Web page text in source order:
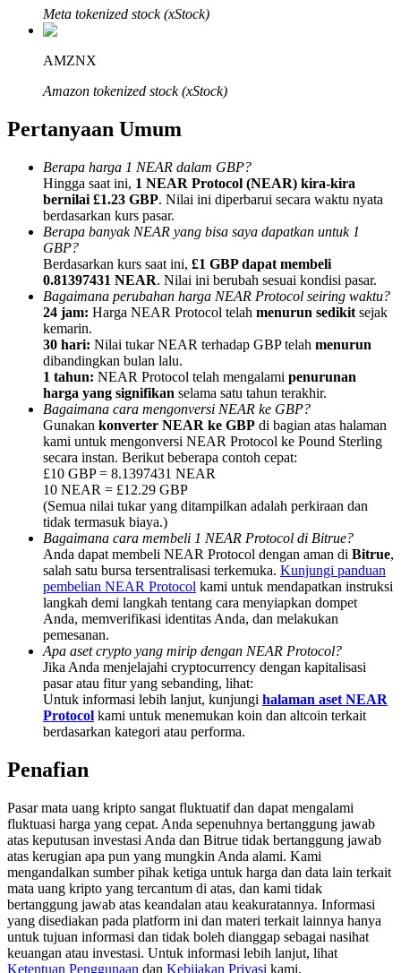
Afiliasi Bitrue
Hingga 65% Komisi!
Referensi
Undang teman untuk mendapatkan imbalan tunai
Deposit CASHCAT & Win
Deposit CASHCAT & Win
Share 500000 CASHCAT prize pool
Exclusive for BitMart Users
Register & Trade to Win 500,000 USDT
Precious Metals Trading Carnival
USDT New User Exclusive 10% APR
USDT Flexible Staking | Daily Rewards
Meta tokenized stock (xStock)
AMZNX
Amazon tokenized stock (xStock)
Pertanyaan Umum
Berapa harga 1 NEAR dalam GBP?
Hingga saat ini, 1 NEAR Protocol (NEAR) kira-kira
bernilai £1.23 GBP. Nilai ini diperbarui secara waktu nyata
berdasarkan kurs pasar.
Berapa banyak NEAR yang bisa saya dapatkan untuk 1
GBP?
Berdasarkan kurs saat ini, £1 GBP dapat membeli
0.81397431 NEAR. Nilai ini berubah sesuai kondisi pasar.
Bagaimana perubahan harga NEAR Protocol seiring waktu?
24 jam: Harga NEAR Protocol telah menurun sedikit sejak
kemarin.
30 hari: Nilai tukar NEAR terhadap GBP telah menurun
dibandingkan bulan lalu.
1 tahun: NEAR Protocol telah mengalami penurunan
harga yang signifikan selama satu tahun terakhir.
Bagaimana cara mengonversi NEAR ke GBP?
Gunakan konverter NEAR ke GBP di bagian atas halaman
kami untuk mengonversi NEAR Protocol ke Pound Sterling
secara instan. Berikut beberapa contoh cepat:
£10 GBP = 8.1397431 NEAR
10 NEAR = £12.29 GBP
(Semua nilai tukar yang ditampilkan adalah perkiraan dan
tidak termasuk biaya.)
Bagaimana cara membeli 1 NEAR Protocol di Bitrue?
Anda dapat membeli NEAR Protocol dengan aman di Bitrue,
salah satu bursa tersentralisasi terkemuka. Kunjungi panduan
pembelian NEAR Protocol kami untuk mendapatkan instruksi
langkah demi langkah tentang cara menyiapkan dompet
Anda, memverifikasi identitas Anda, dan melakukan
pemesanan.
Apa aset crypto yang mirip dengan NEAR Protocol?
Jika Anda menjelajahi cryptocurrency dengan kapitalisasi
pasar atau fitur yang sebanding, lihat:
Untuk informasi lebih lanjut, kunjungi halaman aset NEAR
Protocol kami untuk menemukan koin dan altcoin terkait
berdasarkan kategori atau performa.
Penafian
Pasar mata uang kripto sangat fluktuatif dan dapat mengalami
fluktuasi harga yang cepat. Anda sepenuhnya bertanggung jawab
atas keputusan investasi Anda dan Bitrue tidak bertanggung jawab
atas kerugian apa pun yang mungkin Anda alami. Kami
mengandalkan sumber pihak ketiga untuk harga dan data lain terkait
mata uang kripto yang tercantum di atas, dan kami tidak
bertanggung jawab atas keandalan atau keakuratannya. Informasi
yang disediakan pada platform ini dan materi terkait lainnya hanya
untuk tujuan informasi dan tidak boleh dianggap sebagai nasihat
keuangan atau investasi. Untuk informasi lebih lanjut, lihat
Ketentuan Penggunaan dan Kebijakan Privasi kami.